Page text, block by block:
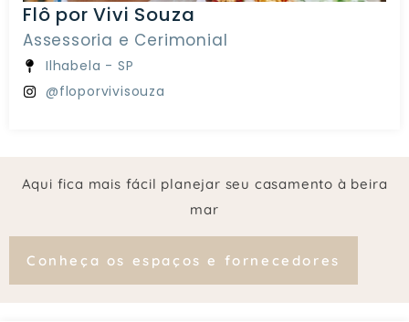
Flô por Vivi Souza
Assessoria e Cerimonial
Ilhabela - SP
@floporvivisouza
Aqui fica mais fácil planejar seu casamento à beira
mar
Conheça os espaços e fornecedores